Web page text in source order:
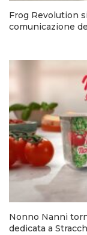
Frog Revolution
comunicazione
Nonno Nanni
dedicata a